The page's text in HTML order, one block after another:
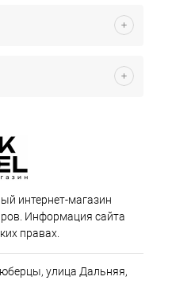
интернет-магазин
Информация сайта
правах.
улица Дальняя,